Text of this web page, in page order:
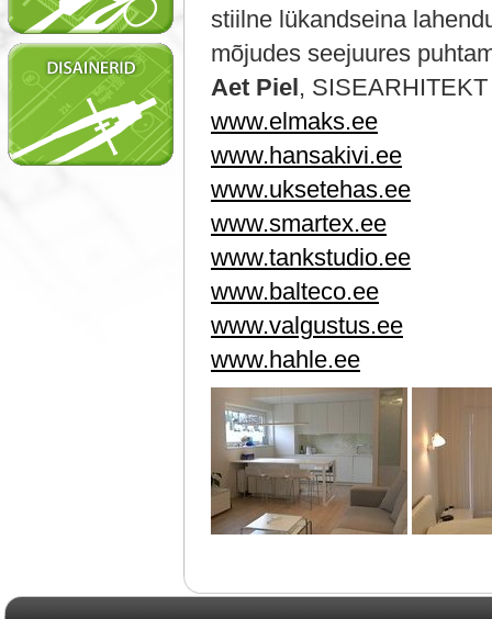
stiilne lükandseina
mõjudes seejuures
Aet Piel, SISEARHITEKT
www.elmaks.ee
www.hansakivi.ee
www.uksetehas.ee
www.smartex.ee
www.tankstudio.ee
www.balteco.ee
www.valgustus.ee
www.hahle.ee